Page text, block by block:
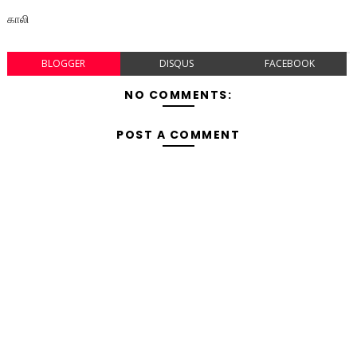
காலி
BLOGGER DISQUS FACEBOOK
NO COMMENTS:
POST A COMMENT